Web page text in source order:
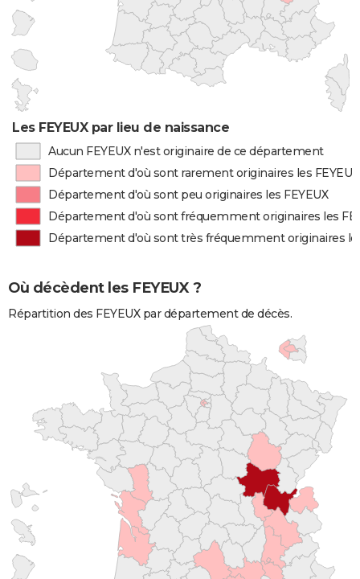
Les FEYEUX par lieu de naissance
Aucun FEYEUX n'est originaire de ce département
Département d'où sont rarement originaires les FEYEUX
Département d'où sont peu originaires les FEYEUX
Département d'où sont fréquemment originaires les
Département d'où sont très fréquemment originaires
Où décèdent les FEYEUX ?
Répartition des FEYEUX par département de décès.